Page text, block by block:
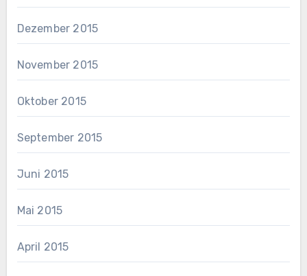
Dezember 2015
November 2015
Oktober 2015
September 2015
Juni 2015
Mai 2015
April 2015